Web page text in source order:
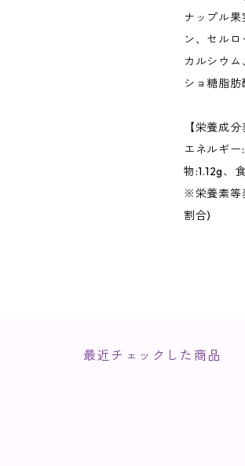
ナップル
ン、セル
カルシウ
ショ糖脂
【栄養成
エネルギ
物:1.12g、
※栄養素等
割合)
最近チェックした商品